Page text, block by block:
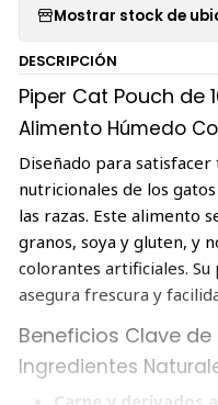
Mostrar stock de
DESCRIPCIÓN
Piper Cat Pouch de
Alimento Húmedo
Diseñado para satisfacer
nutricionales de los
las razas. Este alimento
granos, soya y gluten, y
colorantes artificiales.
asegura frescura y
Beneficios Clave
Ingredientes